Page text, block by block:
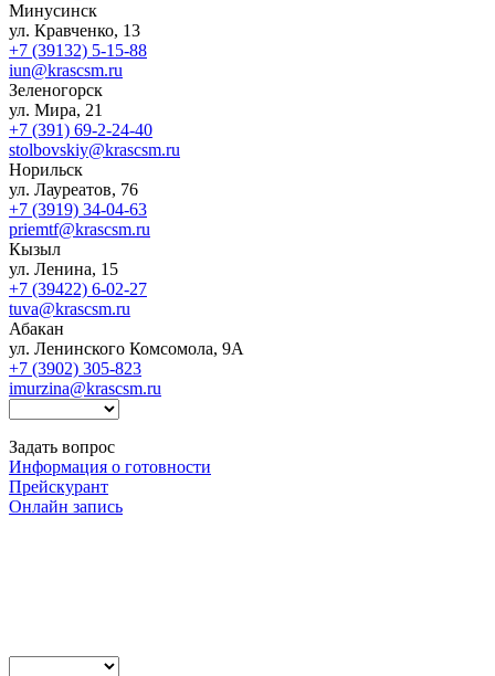
Минусинск
ул. Кравченко, 13
+7 (39132) 5-15-88
iun@krascsm.ru
Зеленогорск
ул. Мира, 21
+7 (391) 69-2-24-40
stolbovskiy@krascsm.ru
Норильск
ул. Лауреатов, 76
+7 (3919) 34-04-63
priemtf@krascsm.ru
Кызыл
ул. Ленина, 15
+7 (39422) 6-02-27
tuva@krascsm.ru
Абакан
ул. Ленинского Комсомола, 9А
+7 (3902) 305-823
imurzina@krascsm.ru
Задать вопрос
Информация о готовности
Прейскурант
Онлайн запись